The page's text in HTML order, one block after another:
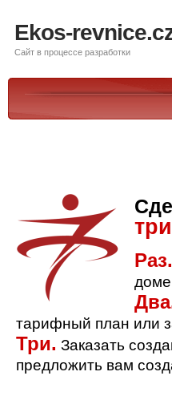
Ekos-
Сайт в процессе разработки
Раз.
тарифный план или
Три. Заказать
предложить вам